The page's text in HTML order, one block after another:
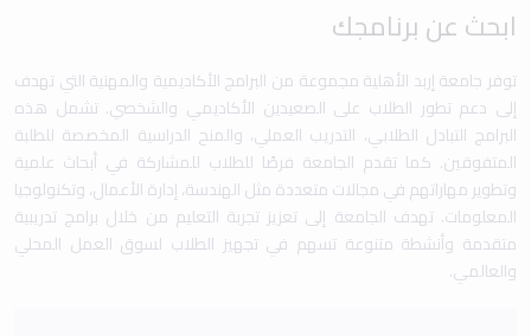
ابحث عن برنامجك
توفر جامعة إربد الأهلية مجموعة من البرامج الأكاديمية والمهنية التي تهدف
إلى دعم تطور الطلاب على الصعيدين الأكاديمي والشخصي. تشمل هذه
البرامج التبادل الطلابي، التدريب العملي، والمنح الدراسية المخصصة للطلبة
المتفوقين. كما تقدم الجامعة فرصًا للطلاب للمشاركة في أبحاث علمية
وتطوير مهاراتهم في مجالات متعددة مثل الهندسة، إدارة الأعمال، وتكنولوجيا
المعلومات. تهدف الجامعة إلى تعزيز تجربة التعليم من خلال برامج تدريبية
متقدمة وأنشطة متنوعة تسهم في تجهيز الطلاب لسوق العمل المحلي
والعالمي.